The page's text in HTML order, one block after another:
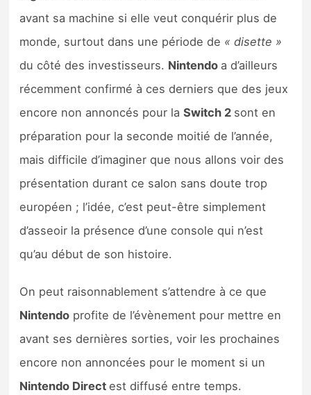
avant sa machine si elle veut conquérir plus de
monde, surtout dans une période de « disette »
du côté des investisseurs. Nintendo a d’ailleurs
récemment confirmé à ces derniers que des jeux
encore non annoncés pour laSwitch 2 sont en
préparation pour la seconde moitié de l’année,
mais difficile d’imaginer que nous allons voir des
présentation durant ce salon sans doute trop
européen ; l’idée, c’est peut-être simplement
d’asseoir la présence d’une console qui n’est
qu’au début de son histoire.
On peut raisonnablement s’attendre à ce que
Nintendo profite de l’évènement pour mettre en
avant ses dernières sorties, voir les prochaines
encore non annoncées pour le moment si un
Nintendo Directest diffusé entre temps.